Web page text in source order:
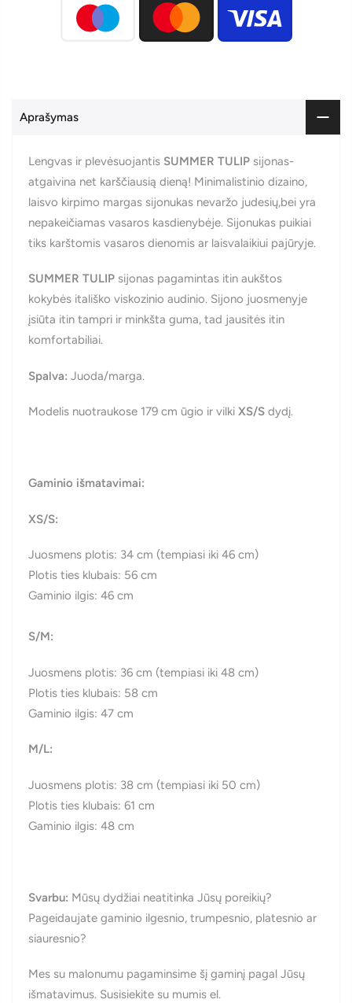
Aprašymas
Lengvas ir plevėsuojantis SUMMER TULIP sijonas-
atgaivina net karščiausią dieną! Minimalistinio dizaino,
laisvo kirpimo margas sijonukas nevaržo judesių,bei yra
nepakeičiamas vasaros kasdienybėje. Sijonukas puikiai
tiks karštomis vasaros dienomis ar laisvalaikiui pajūryje.
SUMMER TULIP sijonas pagamintas itin aukštos
kokybės itališko viskozinio audinio. Sijono juosmenyje
įsiūta itin tampri ir minkšta guma, tad jausitės itin
komfortabiliai.
Spalva: Juoda/marga.
Modelis nuotraukose 179 cm ūgio ir vilki XS/S dydį.
Gaminio išmatavimai:
XS/S:
Juosmens plotis: 34 cm (tempiasi iki 46 cm)
Plotis ties klubais: 56 cm
Gaminio ilgis: 46 cm
S/M:
Juosmens plotis: 36 cm (tempiasi iki 48 cm)
Plotis ties klubais: 58 cm
Gaminio ilgis: 47 cm
M/L:
Juosmens plotis: 38 cm (tempiasi iki 50 cm)
Plotis ties klubais: 61 cm
Gaminio ilgis: 48 cm
Svarbu: Mūsų dydžiai neatitinka Jūsų poreikių?
Pageidaujate gaminio ilgesnio, trumpesnio, platesnio ar
siauresnio?
Mes su malonumu pagaminsime šį gaminį pagal Jūsų
išmatavimus. Susisiekite su mumis el.